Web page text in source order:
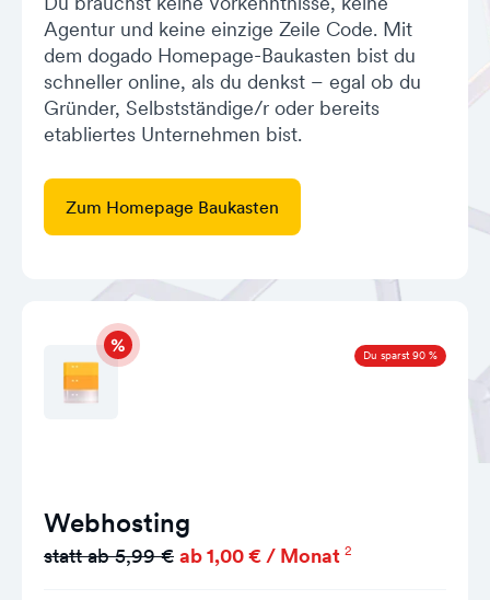
Agentur und keine einzige Zeile Code. Mit
dem dogado Homepage-Baukasten bist du
schneller online, als du denkst – egal ob du
Gründer, Selbstständige/r oder bereits
etabliertes Unternehmen bist.
Zum Homepage Baukasten
Du sparst 90 %
Webhosting
statt ab 5,99 € ab 1,00 € / Monat 2